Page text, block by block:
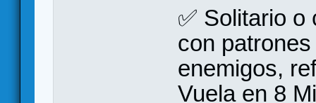
✅ Solitario
con
enemigos,
Vuela en 8